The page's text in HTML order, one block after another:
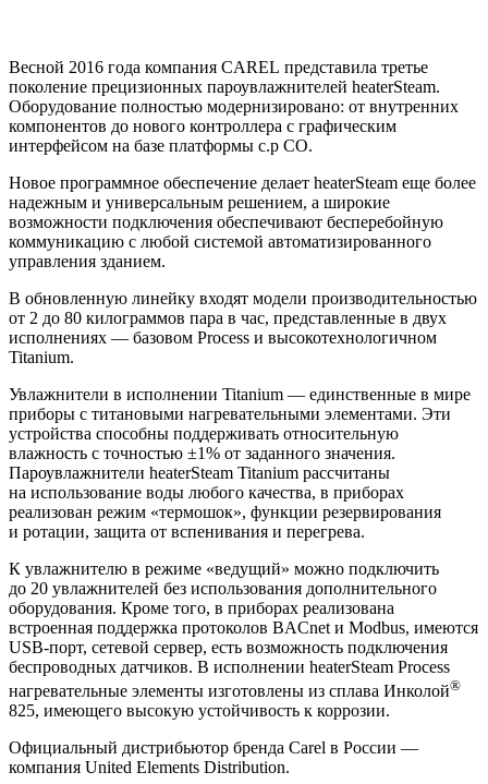
Весной 2016 года компания CAREL представила третье
поколение прецизионных пароувлажнителей heaterSteam.
Оборудование полностью модернизировано: от внутренних
компонентов до нового контроллера с графическим
интерфейсом на базе платформы c.p CO.
Новое программное обеспечение делает heaterSteam еще более
надежным и универсальным решением, а широкие
возможности подключения обеспечивают бесперебойную
коммуникацию с любой системой автоматизированного
управления зданием.
В обновленную линейку входят модели производительностью
от 2 до 80 килограммов пара в час, представленные в двух
исполнениях — базовом Process и высокотехнологичном
Titanium.
Увлажнители в исполнении Titanium — единственные в мире
приборы с титановыми нагревательными элементами. Эти
устройства способны поддерживать относительную
влажность с точностью ±1% от заданного значения.
Пароувлажнители heaterSteam Titanium рассчитаны
на использование воды любого качества, в приборах
реализован режим «термошок», функции резервирования
и ротации, защита от вспенивания и перегрева.
К увлажнителю в режиме «ведущий» можно подключить
до 20 увлажнителей без использования дополнительного
оборудования. Кроме того, в приборах реализована
встроенная поддержка протоколов BACnet и Modbus, имеются
USB-порт, сетевой сервер, есть возможность подключения
беспроводных датчиков. В исполнении heaterSteam Process
нагревательные элементы изготовлены из сплава Инколой®
825, имеющего высокую устойчивость к коррозии.
Официальный дистрибьютор бренда Carel в России —
компания United Elements Distribution.